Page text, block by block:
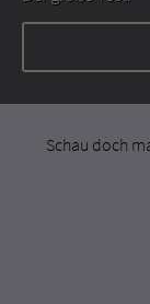
Schau doch